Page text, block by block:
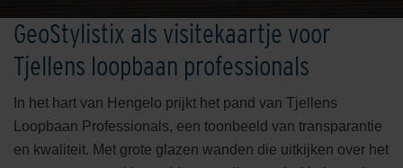
GeoStylistix als visitekaartje voor
Tjellens loopbaan professionals
In het hart van Hengelo prijkt het pand van Tjellens
Loopbaan Professionals, een toonbeeld van transparantie
en kwaliteit. Met grote glazen wanden die uitkijken over het